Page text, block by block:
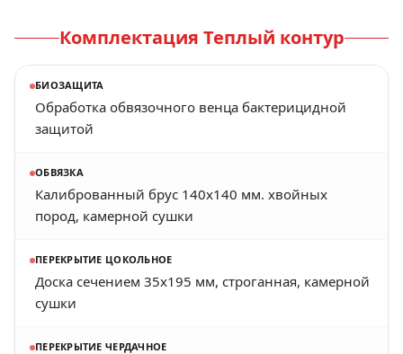
Комплектация Теплый контур
БИОЗАЩИТА
Обработка обвязочного венца бактерицидной
защитой
ОБВЯЗКА
Калиброванный брус 140х140 мм. хвойных
пород, камерной сушки
ПЕРЕКРЫТИЕ ЦОКОЛЬНОЕ
Доска сечением 35х195 мм, строганная, камерной
сушки
ПЕРЕКРЫТИЕ ЧЕРДАЧНОЕ